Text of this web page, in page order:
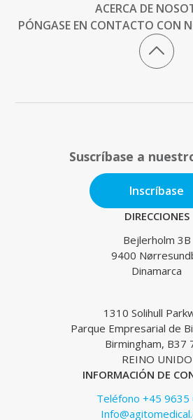
ACERCA DE
PÓNGASE EN CONTACTO CON
Suscríbase a
Inscríbase
DIRECCIONES
Bejlerholm 3B
9400
Dinamarca
1310 Solihull
Parque Empresarial de
Birmingham, B37
REINO UNIDO
INFORMACIÓN DE
Teléfono +45 9635